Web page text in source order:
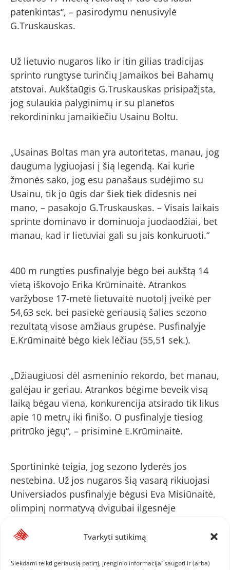
Tvarkyti sutikimą
Siekdami teikti geriausią patirtį, įrenginio informacijai saugoti ir (arba)
patenkintas“, – pasirodymu nenusivylė
G.Truskauskas.
Už lietuvio nugaros liko ir itin gilias tradicijas
sprinto rungtyse turinčių Jamaikos bei Bahamų
atstovai. Aukštaūgis G.Truskauskas prisipažįsta,
jog sulaukia palyginimų ir su planetos
rekordininku jamaikiečiu Usainu Boltu.
„Usainas Boltas man yra autoritetas, manau, jog
dauguma lygiuojasi į šią legendą. Kai kurie
žmonės sako, jog esu panašaus sudėjimo su
Usainu, tik jo ūgis dar šiek tiek didesnis nei
mano, – pasakojo G.Truskauskas. – Visais laikais
sprinte dominavo ir dominuoja juodaodžiai, bet
manau, kad ir lietuviai gali su jais konkuruoti.“
400 m rungties pusfinalyje bėgo bei aukštą 14
vietą iškovojo Erika Krūminaitė. Atrankos
varžybose 17-metė lietuvaitė nuotolį įveikė per
54,63 sek. bei pasiekė geriausią šalies sezono
rezultatą visose amžiaus grupėse. Pusfinalyje
E.Krūminaitė bėgo kiek lėčiau (55,51 sek.).
„Džiaugiuosi dėl asmeninio rekordo, bet manau,
galėjau ir geriau. Atrankos bėgime beveik visą
laiką bėgau viena, konkurencija atsirado tik likus
apie 10 metrų iki finišo. O pusfinalyje tiesiog
pritrūko jėgų“, – prisiminė E.Krūminaitė.
Sportininkė teigia, jog sezono lyderės jos
nestebina. Už jos nugaros šią vasarą rikiuojasi
Universiados pusfinalyje bėgusi Eva Misiūnaitė,
olimpinį normatyvą dvigubai ilgesnėje
po traumos atsigaunanti Modesta Morauskaitė.